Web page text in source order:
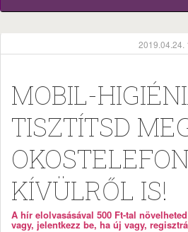
2019.04.24.
MOBIL-
TISZTÍTSD
KÍVÜLRŐL IS!
A hír elolvasásával 500 Ft-tal
vagy, jelentkezz be, ha új vagy,